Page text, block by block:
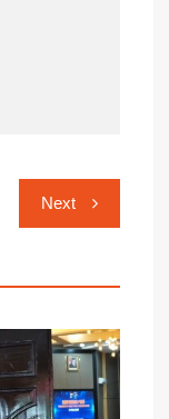
Next